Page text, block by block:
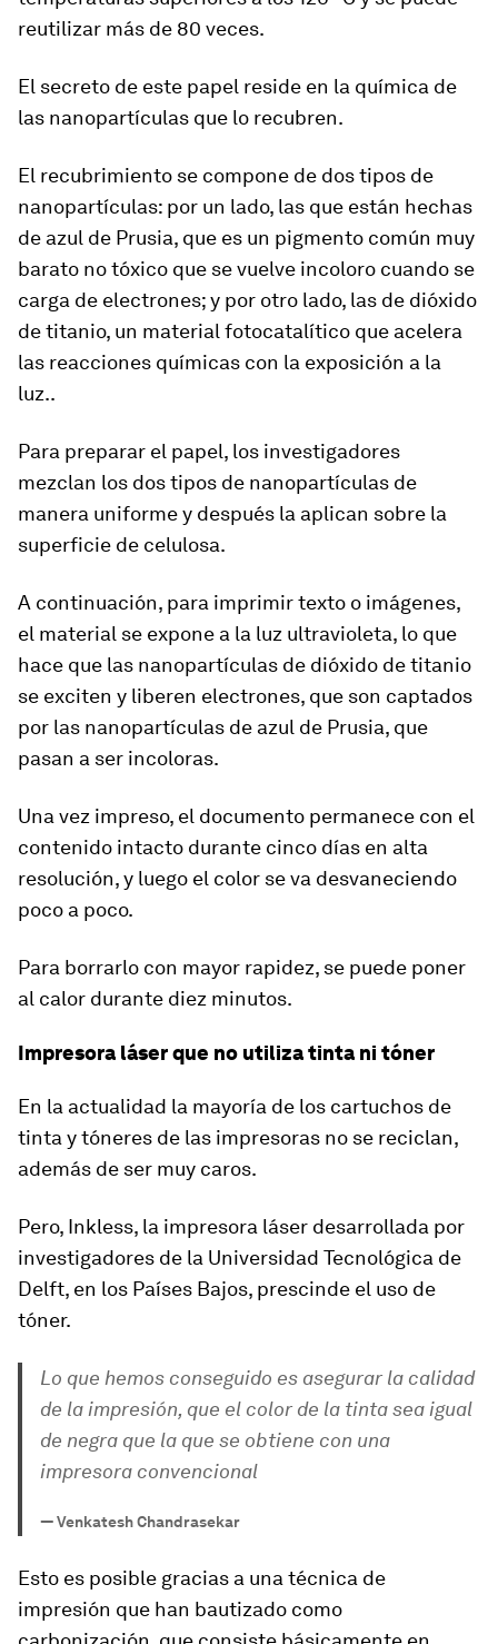
reutilizar más de 80 veces.
El secreto de este papel reside en la química de
las nanopartículas que lo recubren.
El recubrimiento se compone de dos tipos de
nanopartículas: por un lado, las que están hechas
de azul de Prusia, que es un pigmento común muy
barato no tóxico que se vuelve incoloro cuando se
carga de electrones; y por otro lado, las de dióxido
de titanio, un material fotocatalítico que acelera
las reacciones químicas con la exposición a la
luz..
Para preparar el papel, los investigadores
mezclan los dos tipos de nanopartículas de
manera uniforme y después la aplican sobre la
superficie de celulosa.
A continuación, para imprimir texto o imágenes,
el material se expone a la luz ultravioleta, lo que
hace que las nanopartículas de dióxido de titanio
se exciten y liberen electrones, que son captados
por las nanopartículas de azul de Prusia, que
pasan a ser incoloras.
Una vez impreso, el documento permanece con el
contenido intacto durante cinco días en alta
resolución, y luego el color se va desvaneciendo
poco a poco.
Para borrarlo con mayor rapidez, se puede poner
al calor durante diez minutos.
Impresora láser que no utiliza tinta ni tóner
En la actualidad la mayoría de los cartuchos de
tinta y tóneres de las impresoras no se reciclan,
además de ser muy caros.
Pero, Inkless, la impresora láser desarrollada por
investigadores de la Universidad Tecnológica de
Delft, en los Países Bajos, prescinde el uso de
tóner.
Lo que hemos conseguido es asegurar la calidad
de la impresión, que el color de la tinta sea igual
de negra que la que se obtiene con una
impresora convencional
—Venkatesh Chandrasekar
Esto es posible gracias a una técnica de
impresión que han bautizado como